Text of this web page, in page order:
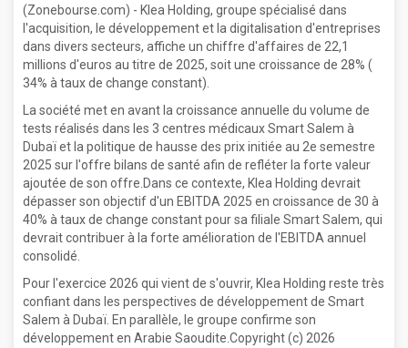
(Zonebourse.com) - Klea Holding, groupe spécialisé dans
l'acquisition, le développement et la digitalisation d'entreprises
dans divers secteurs, affiche un chiffre d'affaires de 22,1
millions d'euros au titre de 2025, soit une croissance de 28% (
34% à taux de change constant).
La société met en avant la croissance annuelle du volume de
tests réalisés dans les 3 centres médicaux Smart Salem à
Dubaï et la politique de hausse des prix initiée au 2e semestre
2025 sur l'offre bilans de santé afin de refléter la forte valeur
ajoutée de son offre.Dans ce contexte, Klea Holding devrait
dépasser son objectif d'un EBITDA 2025 en croissance de 30 à
40% à taux de change constant pour sa filiale Smart Salem, qui
devrait contribuer à la forte amélioration de l'EBITDA annuel
consolidé.
Pour l'exercice 2026 qui vient de s'ouvrir, Klea Holding reste très
confiant dans les perspectives de développement de Smart
Salem à Dubaï. En parallèle, le groupe confirme son
développement en Arabie Saoudite.Copyright (c) 2026